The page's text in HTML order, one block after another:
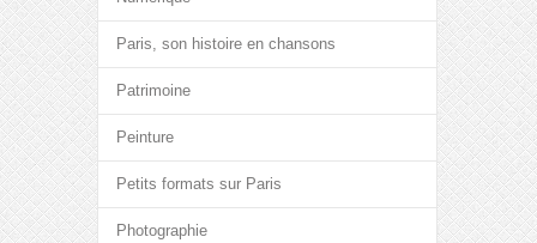
Paris, son histoire en chansons
Patrimoine
Peinture
Petits formats sur Paris
Photographie